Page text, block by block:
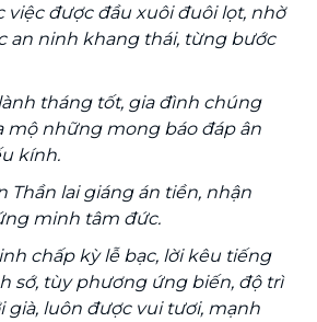
việc được đầu xuôi đuôi lọt, nhờ
an ninh khang thái, từng bước
tháng tốt, gia đình chúng
mộ những mong báo đáp ân
kính.
Thần lai giáng án tiền, nhận
minh tâm đức.
chấp kỳ lễ bạc, lời kêu tiếng
sớ, tùy phương ứng biến, độ trì
già, luôn được vui tươi, mạnh